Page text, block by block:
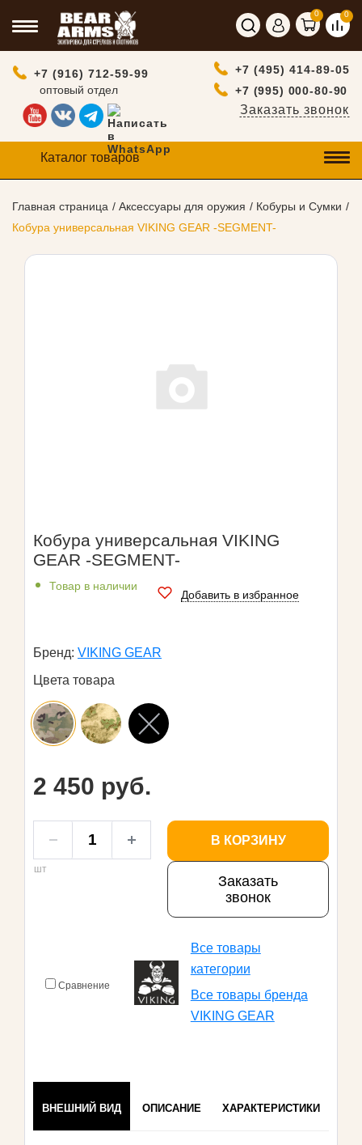
0 0
+7 (916) 712-59-99
оптовый отдел
+7 (495) 414-89-05
+7 (995) 000-80-90
Заказать звонок
Каталог товаров
Главная страница Аксессуары для оружия
Кобуры и Сумки
Кобура универсальная VIKING GEAR -SEGMENT-
Кобура универсальная VIKING
GEAR -SEGMENT-
Товар в наличии
Добавить в избранное
Бренд: VIKING GEAR
Цвета товара
2 450 руб.
шт
В КОРЗИНУ
Заказать
звонок
Сравнение
Все товары
категории
Все товары бренда
VIKING GEAR
ВНЕШНИЙ ВИД ОПИСАНИЕ ХАРАКТЕРИСТИКИ